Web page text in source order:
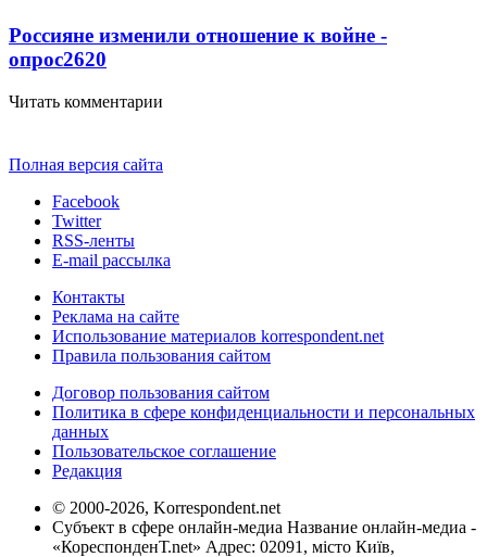
Россияне изменили отношение к войне -
опрос2620
Читать комментарии
Полная версия сайта
Facebook
Twitter
RSS-ленты
E-mail рассылка
Контакты
Реклама на сайте
Использование материалов korrespondent.net
Правила пользования сайтом
Договор пользования сайтом
Политика в сфере конфиденциальности и персональных
данных
Пользовательское соглашение
Редакция
© 2000-2026, Korrespondent.net
Субъект в сфере онлайн-медиа Название онлайн-медиа -
«КореспонденТ.net» Адрес: 02091, місто Київ,